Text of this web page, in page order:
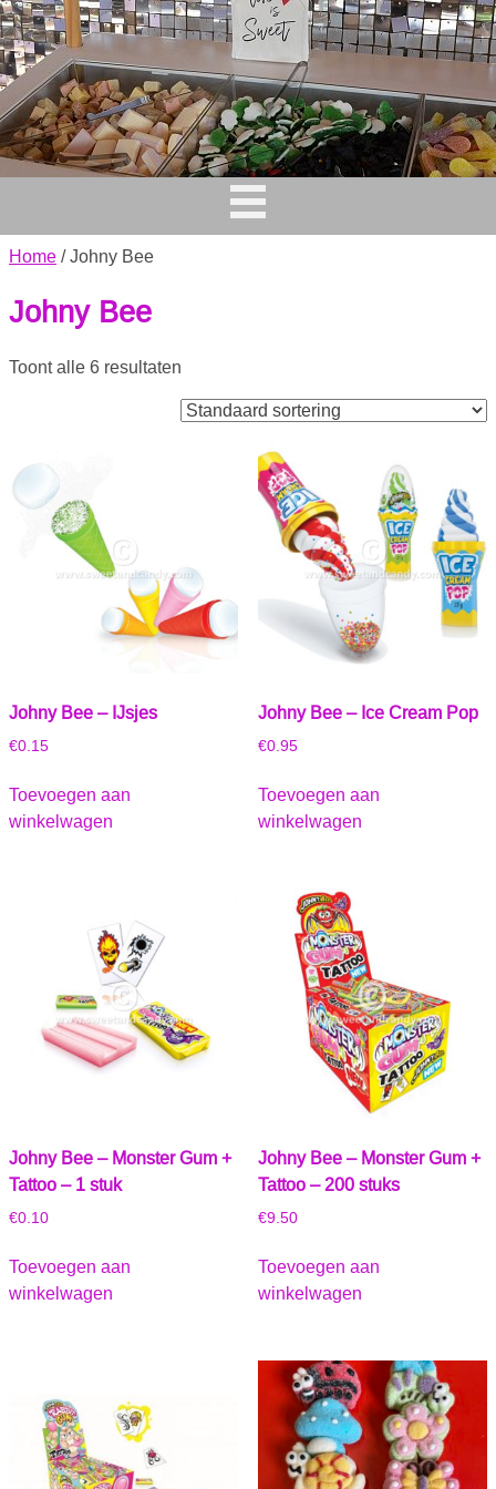
Home / Johny Bee
Johny Bee
Toont alle 6 resultaten
Johny Bee – IJsjes
€0.15
Toevoegen aan
winkelwagen
Johny Bee – Ice Cream Pop
€0.95
Toevoegen aan
winkelwagen
Johny Bee – Monster Gum +
Tattoo – 1 stuk
€0.10
Toevoegen aan
winkelwagen
Johny Bee – Monster Gum +
Tattoo – 200 stuks
€9.50
Toevoegen aan
winkelwagen